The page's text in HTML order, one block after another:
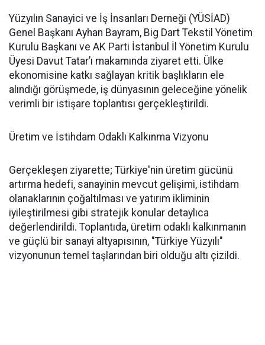
Yüzyılın Sanayici ve İş İnsanları Derneği (YÜSİAD)
Genel Başkanı Ayhan Bayram, Big Dart Tekstil Yönetim
Kurulu Başkanı ve AK Parti İstanbul İl Yönetim Kurulu
Üyesi Davut Tatar’ı makamında ziyaret etti. Ülke
ekonomisine katkı sağlayan kritik başlıkların ele
alındığı görüşmede, iş dünyasının geleceğine yönelik
verimli bir istişare toplantısı gerçekleştirildi.
Üretim ve İstihdam Odaklı Kalkınma Vizyonu
Gerçekleşen ziyarette; Türkiye'nin üretim gücünü
artırma hedefi, sanayinin mevcut gelişimi, istihdam
olanaklarının çoğaltılması ve yatırım ikliminin
iyileştirilmesi gibi stratejik konular detaylıca
değerlendirildi. Toplantıda, üretim odaklı kalkınmanın
ve güçlü bir sanayi altyapısının, "Türkiye Yüzyılı"
vizyonunun temel taşlarından biri olduğu altı çizildi.